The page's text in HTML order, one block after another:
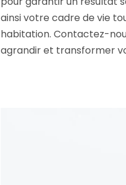
ainsi votre cadre de vie
habitation. Contactez-
agrandir et transformer